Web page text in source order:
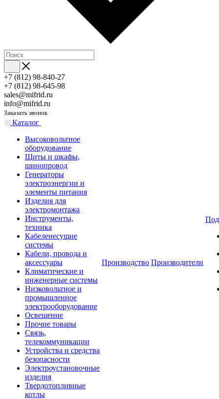
+7 (812) 98-840-27
+7 (812) 98-645-98
sales@mifrid.ru
info@mifrid.ru
Заказать звонок
Каталог
Высоковольтное
оборудование
Щиты и шкафы,
шинопровод
Генераторы
электроэнергии и
элементы питания
Изделия для
электромонтажа
Инструменты,
техника
Кабеленесущие
системы
Кабели, провода и
аксессуары
Климатические и
инженерные системы
Низковольтное и
промышленное
электрооборудование
Освещение
Прочие товары
Связь,
телекоммуникации
Устройства и средства
безопасности
Электроустановочные
изделия
Твердотопливные
котлы
Производство Производители